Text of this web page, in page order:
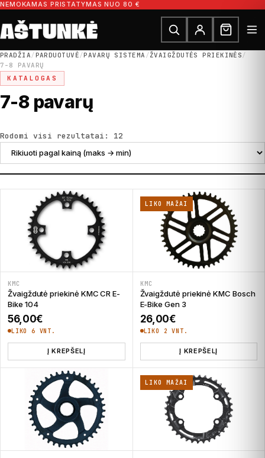
Pereiti prie turinio
NEMOKAMAS PRISTATYMAS NUO 80 €
Ieškoti dalių
Ieškoti
PRADŽIA/PARDUOTUVĖ/PAVARŲ SISTEMA /ŽVAIGŽDUTĖS PRIEKINĖS/
7-8 PAVARŲ
KATALOGAS
7-8 pavarų
Rodomi visi rezultatai: 12
KMC
Žvaigždutė priekinė KMC CR E-
Bike 104
56,00€
LIKO 6 VNT.
Į KREPŠELĮ
LIKO MAŽAI
KMC
Žvaigždutė priekinė KMC Bosch
E-Bike Gen 3
26,00€
LIKO 2 VNT.
Į KREPŠELĮ
LIKO MAŽAI